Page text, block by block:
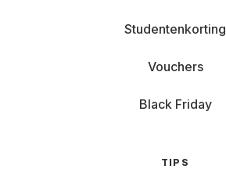
Studentenkorting
Vouchers
Black Friday
TIPS